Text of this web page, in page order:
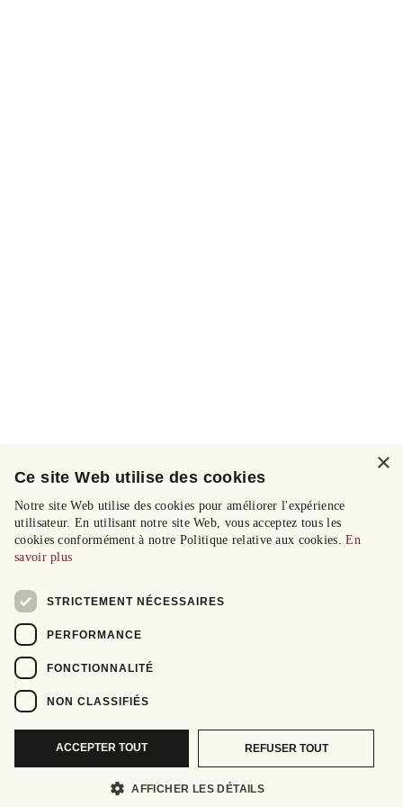
×
Ce site Web utilise des cookies
Notre site Web utilise des cookies pour améliorer l'expérience
utilisateur. En utilisant notre site Web, vous acceptez tous les
cookies conformément à notre Politique relative aux cookies.En
savoir plus
STRICTEMENT NÉCESSAIRES
PERFORMANCE
FONCTIONNALITÉ
NON CLASSIFIÉS
ACCEPTER TOUT REFUSER TOUT
AFFICHER LES DÉTAILS